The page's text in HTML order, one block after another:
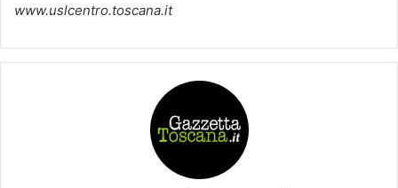
www.uslcentro.toscana.it